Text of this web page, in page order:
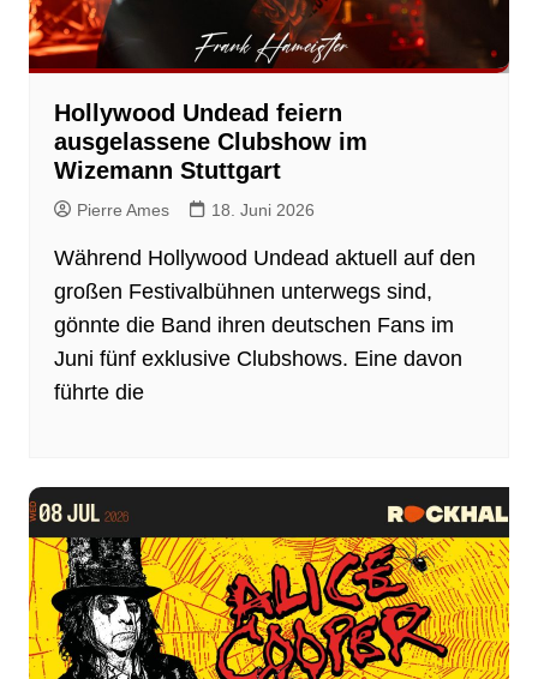
Hollywood Undead feiern
ausgelassene Clubshow im
Wizemann Stuttgart
Pierre Ames 18. Juni 2026
Während Hollywood Undead aktuell auf den
großen Festivalbühnen unterwegs sind,
gönnte die Band ihren deutschen Fans im
Juni fünf exklusive Clubshows. Eine davon
führte die